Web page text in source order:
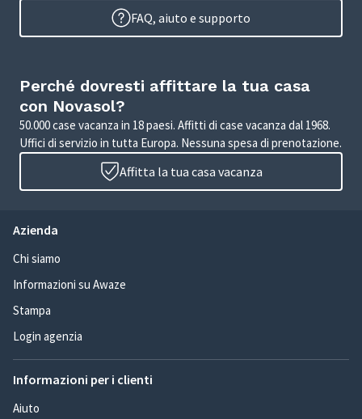
FAQ, aiuto e supporto
Perché dovresti affittare la tua casa
con Novasol?
50.000 case vacanza in 18 paesi. Affitti di case vacanza dal 1968.
Uffici di servizio in tutta Europa. Nessuna spesa di prenotazione.
Affitta la tua casa vacanza
Azienda
Chi siamo
Informazioni su Awaze
Stampa
Login agenzia
Informazioni per i clienti
Aiuto